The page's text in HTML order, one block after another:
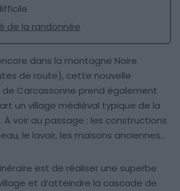
de la randonnée
dans la montagne Noire
de route), cette nouvelle
Carcassonne prend également
un village médiéval typique de la
À voir au passage : les constructions
le lavoir, les maisons anciennes…
est de réaliser une superbe
et d’atteindre la cascade de